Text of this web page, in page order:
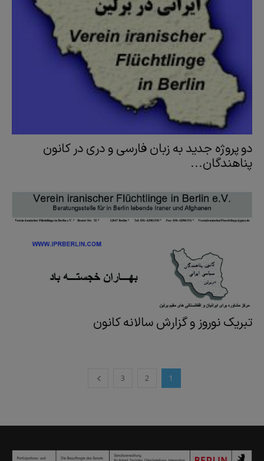
دو پروژه جدید به زبان فارسی و دری در کانون
پناهندگان...
تبریک نوروز و گزارش سالانه کانون
1
2
3